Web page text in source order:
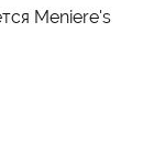
Meniere's